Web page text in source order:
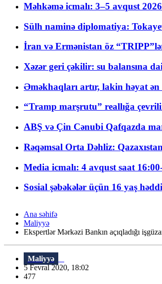
Məhkəmə icmalı: 3–5 avqust
Sülh naminə diplomatiya:
İran və Ermənistan öz
Xəzər geri çəkilir: su balansına
Əməkhaqları artır, lakin həyat ən
“Tramp marşrutu” reallığa
ABŞ və Çin Cənubi Qafqazda
Rəqəmsal Orta Dəhliz:
Media icmalı: 4 avqust saat
Sosial şəbəkələr üçün 16 yaş
Ana səhifə
Maliyyə
Ekspertlər Mərkəzi Bankın açıqladığı
Maliyyə
5 Fevral 2020, 18:02
477